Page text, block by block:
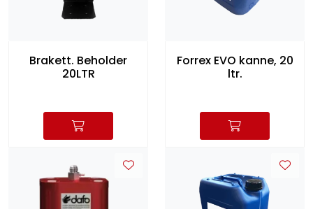
Brakett. Beholder
20LTR
Forrex EVO kanne, 20
ltr.